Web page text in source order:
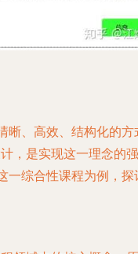
晰、高效、结构化的方
，是实现这一理念的强
一综合性课程为例，探